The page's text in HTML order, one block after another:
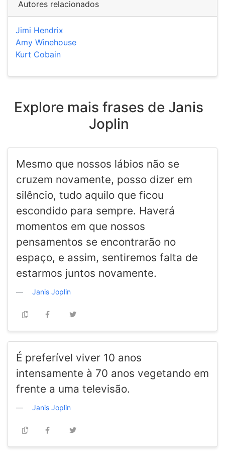
Autores relacionados
Jimi Hendrix
Amy Winehouse
Kurt Cobain
Explore mais frases de Janis
Joplin
Mesmo que nossos lábios não se
cruzem novamente, posso dizer em
silêncio, tudo aquilo que ficou
escondido para sempre. Haverá
momentos em que nossos
pensamentos se encontrarão no
espaço, e assim, sentiremos falta de
estarmos juntos novamente.
Janis Joplin
É preferível viver 10 anos
intensamente à 70 anos vegetando em
frente a uma televisão.
Janis Joplin